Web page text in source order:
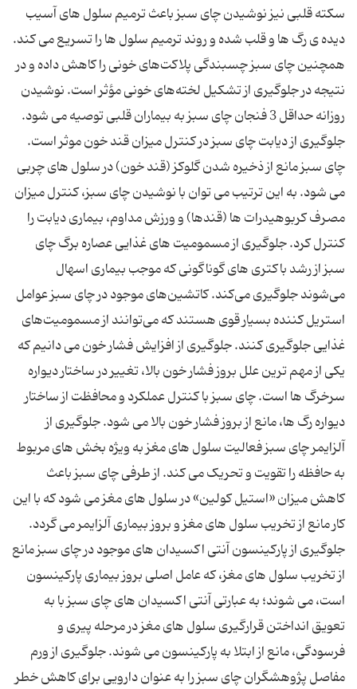
سکته قلبی نیز نوشیدن چای سبز باعث ترمیم سلول های آسیب
دیده ی رگ ها و قلب شده و روند ترمیم سلول ها را تسریع می کند.
همچنین چای سبز چسبندگی پلاکت‌های خونی را کاهش داده و در
نتیجه در جلوگیری از تشکیل لخته‌های خونی مؤثر است. نوشیدن
روزانه حداقل 3 فنجان چای سبز به بیماران قلبی توصیه می شود.
جلوگیری از دیابت چای سبز در کنترل میزان قند خون موثر است.
چای سبز مانع از ذخیره شدن گلوکز (قند خون) در سلول های چربی
می شود. به این ترتیب می توان با نوشیدن چای سبز، کنترل میزان
مصرف کربوهیدرات ها (قندها) و ورزش مداوم، بیماری دیابت را
کنترل کرد. جلوگیری از مسمومیت های غذایی عصاره برگ چای
سبز از رشد باکتری های گوناگونی که موجب بیماری اسهال
می‌شوند جلوگیری می‌کند. کاتشین‌های موجود در چای سبز عوامل
استریل کننده بسیار قوی هستند که می‌توانند از مسمومیت‌های
غذایی جلوگیری کنند. جلوگیری از افزایش فشار خون می دانیم که
یکی از مهم ترین علل بروز فشار خون بالا، تغییر در ساختار دیواره
سرخرگ ها است. چای سبز با کنترل عملکرد و محافظت از ساختار
دیواره رگ ها، مانع از بروز فشار خون بالا می شود. جلوگیری از
آلزایمر چای سبز فعالیت سلول های مغز به ویژه بخش های مربوط
به حافظه را تقویت و تحریک می کند. از طرفی چای سبز باعث
کاهش میزان «استیل کولین» در سلول های مغز می شود که با این
کار مانع از تخریب سلول های مغز و بروز بیماری آلزایمر می گردد.
جلوگیری از پارکینسون آنتی اکسیدان های موجود در چای سبز مانع
از تخریب سلول های مغز، که عامل اصلی بروز بیماری پارکینسون
است، می شوند؛ به عبارتی آنتی اکسیدان های چای سبز با به
تعویق انداختن قرارگیری سلول های مغز در مرحله پیری و
فرسودگی، مانع از ابتلا به پارکینسون می شوند. جلوگیری از ورم
مفاصل پژوهشگران چای سبز را به عنوان دارویی برای کاهش خطر